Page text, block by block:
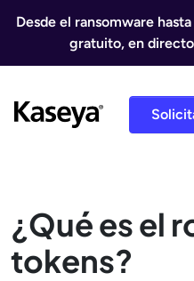
Desde el ransomware
gratuito, en
¿Qué es el
tokens?